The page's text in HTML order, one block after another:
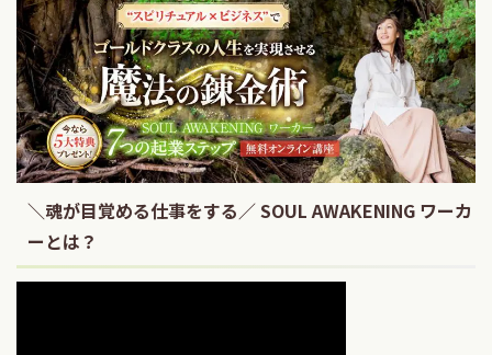
＼魂が目覚める仕事をする／ SOUL AWAKENING ワーカ
ーとは？